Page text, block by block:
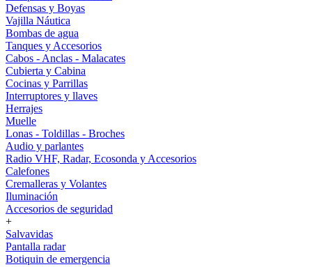
Defensas y Boyas
Vajilla Náutica
Bombas de agua
Tanques y Accesorios
Cabos - Anclas - Malacates
Cubierta y Cabina
Cocinas y Parrillas
Interruptores y llaves
Herrajes
Muelle
Lonas - Toldillas - Broches
Audio y parlantes
Radio VHF, Radar, Ecosonda y Accesorios
Calefones
Cremalleras y Volantes
Iluminación
Accesorios de seguridad
+
Salvavidas
Pantalla radar
Botiquin de emergencia